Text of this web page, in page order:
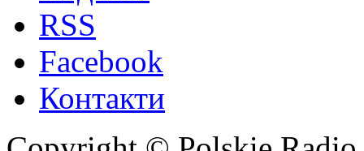
RSS
Facebook
Контакти